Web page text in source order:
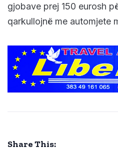
gjobave prej 150 eurosh
qarkullojnë me automjete
Share This: